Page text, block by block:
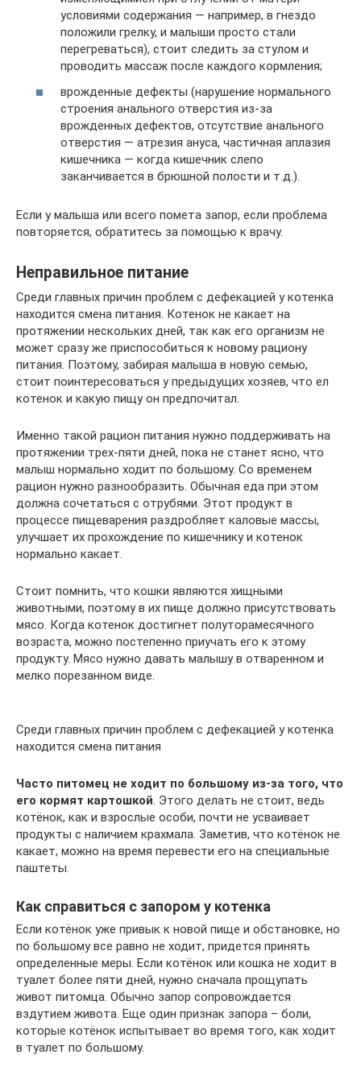
условиями содержания — например, в гнездо
положили грелку, и малыши просто стали
перегреваться), стоит следить за стулом и
проводить массаж после каждого кормления;
врожденные дефекты (нарушение нормального
строения анального отверстия из-за
врожденных дефектов, отсутствие анального
отверстия — атрезия ануса, частичная аплазия
кишечника — когда кишечник слепо
заканчивается в брюшной полости и т.д.).
Если у малыша или всего помета запор, если проблема
повторяется, обратитесь за помощью к врачу.
Неправильное питание
Среди главных причин проблем с дефекацией у котенка
находится смена питания. Котенок не какает на
протяжении нескольких дней, так как его организм не
может сразу же приспособиться к новому рациону
питания. Поэтому, забирая малыша в новую семью,
стоит поинтересоваться у предыдущих хозяев, что ел
котенок и какую пищу он предпочитал.
Именно такой рацион питания нужно поддерживать на
протяжении трех-пяти дней, пока не станет ясно, что
малыш нормально ходит по большому. Со временем
рацион нужно разнообразить. Обычная еда при этом
должна сочетаться с отрубями. Этот продукт в
процессе пищеварения раздробляет каловые массы,
улучшает их прохождение по кишечнику и котенок
нормально какает.
Стоит помнить, что кошки являются хищными
животными, поэтому в их пище должно присутствовать
мясо. Когда котенок достигнет полуторамесячного
возраста, можно постепенно приучать его к этому
продукту. Мясо нужно давать малышу в отваренном и
мелко порезанном виде.
Среди главных причин проблем с дефекацией у котенка
находится смена питания
Часто питомец не ходит по большому из-за того, что
его кормят картошкой . Этого делать не стоит, ведь
котёнок, как и взрослые особи, почти не усваивает
продукты с наличием крахмала. Заметив, что котёнок не
какает, можно на время перевести его на специальные
паштеты.
Как справиться с запором у котенка
Если котёнок уже привык к новой пище и обстановке, но
по большому все равно не ходит, придется принять
определенные меры. Если котёнок или кошка не ходит в
туалет более пяти дней, нужно сначала прощупать
живот питомца. Обычно запор сопровождается
вздутием живота. Еще один признак запора – боли,
которые котёнок испытывает во время того, как ходит
в туалет по большому.